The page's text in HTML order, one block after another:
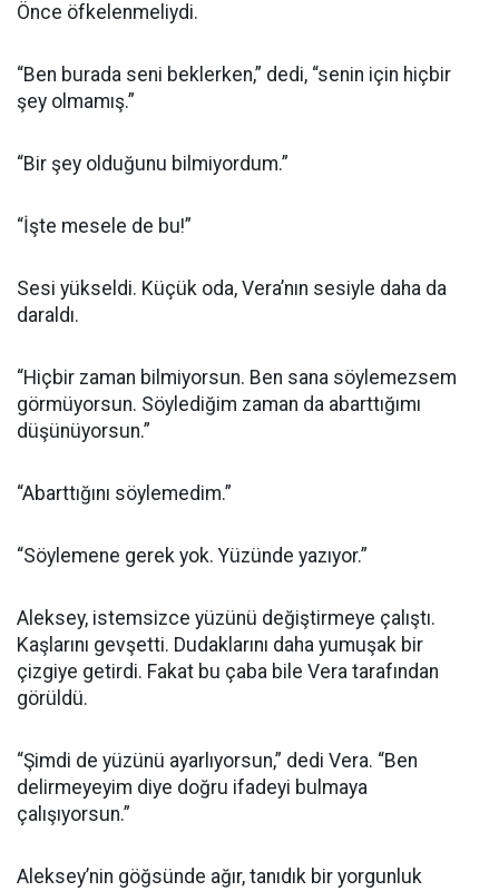
Önce öfkelenmeliydi.
“Ben burada seni beklerken,” dedi, “senin için hiçbir
şey olmamış.”
“Bir şey olduğunu bilmiyordum.”
“İşte mesele de bu!”
Sesi yükseldi. Küçük oda, Vera’nın sesiyle daha da
daraldı.
“Hiçbir zaman bilmiyorsun. Ben sana söylemezsem
görmüyorsun. Söylediğim zaman da abarttığımı
düşünüyorsun.”
“Abarttığını söylemedim.”
“Söylemene gerek yok. Yüzünde yazıyor.”
Aleksey, istemsizce yüzünü değiştirmeye çalıştı.
Kaşlarını gevşetti. Dudaklarını daha yumuşak bir
çizgiye getirdi. Fakat bu çaba bile Vera tarafından
görüldü.
“Şimdi de yüzünü ayarlıyorsun,” dedi Vera. “Ben
delirmeyeyim diye doğru ifadeyi bulmaya
çalışıyorsun.”
Aleksey’nin göğsünde ağır, tanıdık bir yorgunluk